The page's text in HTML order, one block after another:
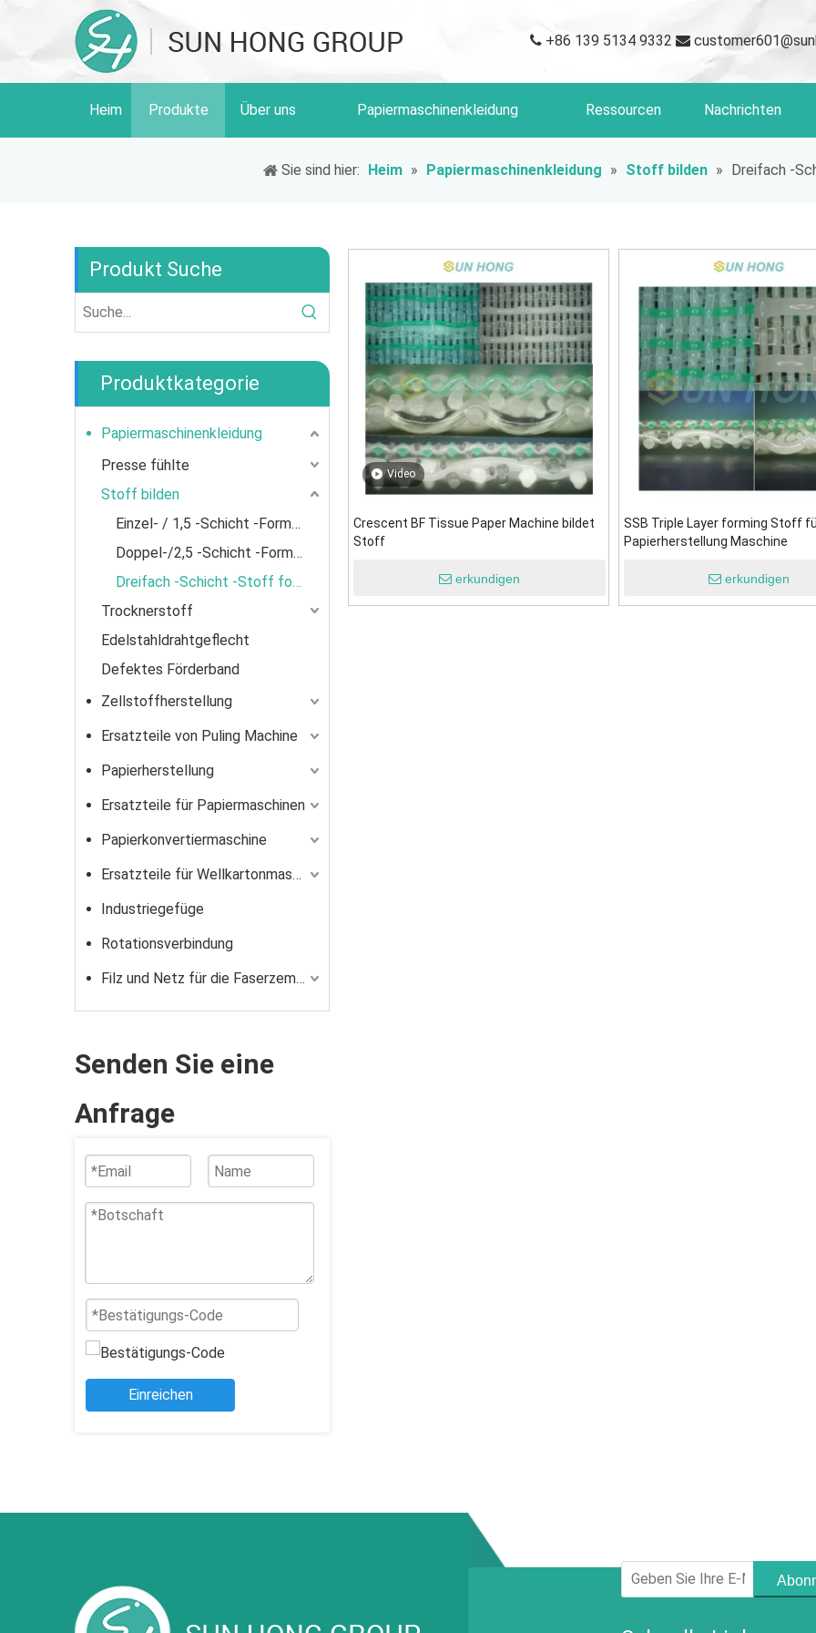
 +86 139 5134 9332 
Heim Produkte Über uns Papiermaschinenkleidung Ressourcen Nachrichten
Sie sind hier: Heim » Papiermaschinenkleidung » Stoff bilden » Dreifach -
Produkt Suche
Produktkategorie
Papiermaschinenkleidung
Presse fühlte
Stoff bilden
Einzel- / 1,5 -Schicht -Formengewebe
Doppel-/2,5 -Schicht -Formengewebe
Dreifach -Schicht -Stoff formuliert
Trocknerstoff
Edelstahldrahtgeflecht
Defektes Förderband
Zellstoffherstellung
Ersatzteile von Puling Machine
Papierherstellung
Ersatzteile für Papiermaschinen
Papierkonvertiermaschine
Ersatzteile für Wellkartonmaschine für Wellkartonmaschine
Industriegefüge
Rotationsverbindung
Filz und Netz für die Faserzementindustrie
Senden Sie eine
Anfrage
Einreichen
Video
Crescent BF Tissue Paper Machine bildet
Stoff
erkundigen
SSB Triple Layer forming Stoff
Papierherstellung Maschine
erkundigen